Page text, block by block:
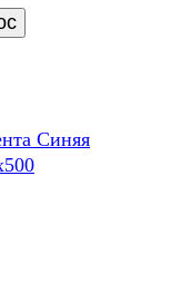
Синяя